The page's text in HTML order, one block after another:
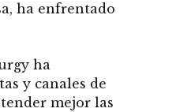
ha enfrentado
ha
y canales de
mejor las